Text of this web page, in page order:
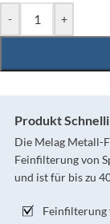
- +
Produkt
Die Melag Metall-
Feinfilterung von
und ist für bis zu
Feinfilterung